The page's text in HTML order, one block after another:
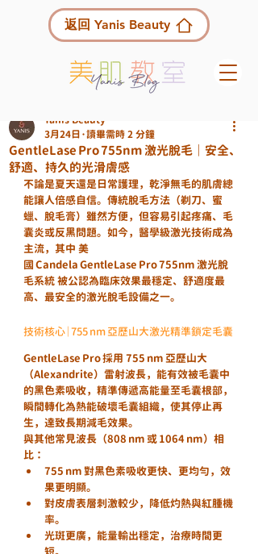
返回 Yanis Beauty
GentleLase Pro 755nm 激光脫毛｜安全、
舒適、持久的光滑膚感
Yanis Beauty
3月24日 讀畢需時 2 分鐘
不論是夏天還是日常護理，乾淨無毛的肌膚總
能讓人倍感自信。傳統脫毛方法（剃刀、蜜
蠟、脫毛膏）雖然方便，但容易引起疼痛、毛
囊炎或反黑問題。如今，醫學級激光技術成為
主流，其中 美
國 Candela GentleLase Pro 755nm 激光脫
毛系統 被公認為臨床效果最穩定、舒適度最
高、最安全的激光脫毛設備之一。
技術核心｜755 nm 亞歷山大激光精準鎖定毛囊
GentleLase Pro 採用 755 nm 亞歷山大
（Alexandrite）雷射波長，能有效被毛囊中
的黑色素吸收，精準傳遞高能量至毛囊根部，
瞬間轉化為熱能破壞毛囊組織，使其停止再
生，達致長期減毛效果。
與其他常見波長（808 nm 或 1064 nm）相
比：
755 nm 對黑色素吸收更快、更均勻，效
果更明顯。
對皮膚表層刺激較少，降低灼熱與紅腫機
率。
光斑更廣，能量輸出穩定，治療時間更